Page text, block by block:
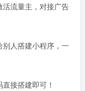
流量主，对接广告
人搭建小程序，一
接搭建即可！